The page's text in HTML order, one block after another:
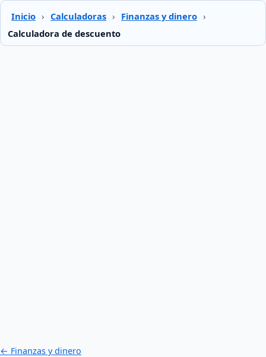
Inicio › Calculadoras › Finanzas y dinero ›
Calculadora de descuento
← Finanzas y dinero